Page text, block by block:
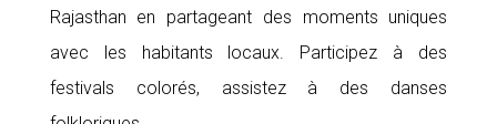
Rajasthan en partageant des moments uniques
avec les habitants locaux. Participez à des
festivals colorés, assistez à des danses